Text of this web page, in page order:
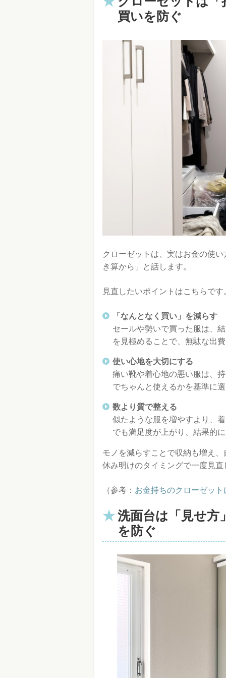
買いを防ぐ
クローゼットは、実はお金の使
き算から」と話します。
見直したいポイントはこちらです
「なんとなく買い」を減らす
セールや勢いで買った服は、
を見極めることで、無駄な出
使い心地を大切にする
痛い靴や着心地の悪い服は、
でちゃんと使えるかを基準に
数より質で整える
似たような服を増やすより、
でも満足度が上がり、結果的
モノを減らすことで収納も増え
休み明けのタイミングで一度見
（参考： お金持ちのクローゼッ
洗面台は「見せ方
を防ぐ